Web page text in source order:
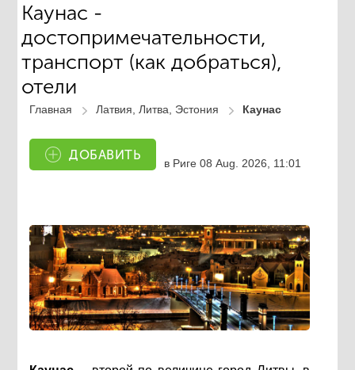
Каунас -
достопримечательности,
транспорт (как добраться),
отели
Главная Латвия, Литва, Эстония Каунас
ДОБАВИТЬ
в Риге08 Aug. 2026, 11:01